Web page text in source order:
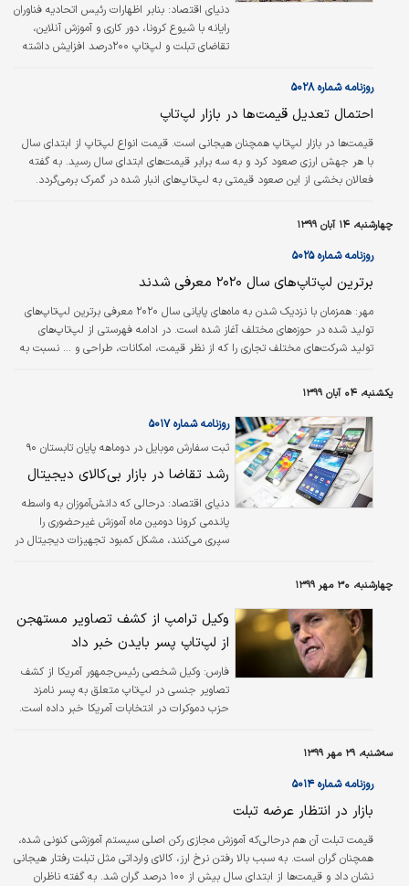
دنیای اقتصاد: بنابر اظهارات رئیس اتحادیه فناوران
رایانه با شیوع کرونا، دور کاری و آموزش آنلاین،
تقاضای تبلت و لپ‌تاپ ۲۰۰درصد افزایش داشته
در دستور کار خود قرار داده‌اند.
روزنامه شماره ۵۰۲۸
احتمال تعدیل قیمت‌ها در بازار لپ‌تاپ
قیمت‌ها در بازار لپ‌تاپ همچنان هیجانی است. قیمت انواع لپ‌تاپ از ابتدای سال
با هر جهش ارزی صعود کرد و به سه برابر قیمت‌های ابتدای سال رسید. به گفته
فعالان بخشی از این صعود قیمتی به لپ‌تاپ‌های انبار شده در گمرک برمی‌گردد.
می‌رود با این عرضه قیمت‌ها روند منطقی‌تری طی کنند. از سوی دیگر پر شدن سقف
واردات اکثر فعالان این حوزه نگرانی‌هایی نسبت به کمبود کالا در ماه‌های آینده ایجاد
کرده است.
چهارشنبه، ۱۴ آبان ۱۳۹۹
روزنامه شماره ۵۰۲۵
برترین لپ‌تاپ‌های سال ۲۰۲۰ معرفی شدند
مهر:
همزمان با نزدیک شدن به ماه‌های پایانی سال ۲۰۲۰ معرفی برترین لپ‌تاپ‌های
تولید شده در حوزه‌های مختلف آغاز شده است. در ادامه فهرستی از لپ‌تاپ‌های
تولید شرکت‌های مختلف تجاری را که از نظر قیمت، امکانات، طراحی و ... نسبت به
لپ‌تاپ متناسب با نیازشان کمک کند.
یکشنبه، ۰۴ آبان ۱۳۹۹
ثبت سفارش موبایل در دوماهه پایان تابستان ۹۰
روزنامه شماره ۵۰۱۷
رشد تقاضا در بازار بی‌کالای دیجیتال
دنیای اقتصاد: درحالی که دانش‌آموزان به واسطه
پاندمی کرونا دومین ماه آموزش غیرحضوری را
سپری می‌کنند، مشکل کمبود تجهیزات دیجیتال در
اعم از اعطای تسهیلات برای حمایت از
تولید‌کنندگان داخلی گوشی موبایل برای تامین نیاز
بازار رونمایی شدند اما هنوز آن‌طور که باید خروجی
محسوسی برای بازار تجهیزات دیجیتال کشور
نداشته‌اند. گرانی گوشی موبایل و تبلت یکی از
دغدغه‌های اصلی والدین در تهیه چنین…
چهارشنبه، ۳۰ مهر ۱۳۹۹
وکیل ترامپ از کشف تصاویر مستهجن
از لپ‌تاپ پسر بایدن خبر داد
فارس: وکیل شخصی رئیس‌جمهور آمریکا از کشف
تصاویر جنسی در لپ‌تاپ متعلق به پسر نامزد
حزب دموکرات در انتخابات آمریکا خبر داده است.
سه‌شنبه، ۲۹ مهر ۱۳۹۹
روزنامه شماره ۵۰۱۴
بازار در انتظار عرضه تبلت
قیمت تبلت آن هم درحالی‌که آموزش مجازی رکن اصلی سیستم آموزشی کنونی شده،
همچنان گران است. به سبب بالا رفتن نرخ ارز، کالای وارداتی مثل تبلت رفتار هیجانی
نشان داد و قیمت‌ها از ابتدای سال بیش از ۱۰۰ درصد گران شد. به گفته ناظران